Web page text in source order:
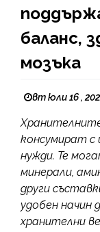
баланс,
мозъка
вт юли 16 ,
консумират с
нужди. Те
минерали,
други
удобен начин
хранителни